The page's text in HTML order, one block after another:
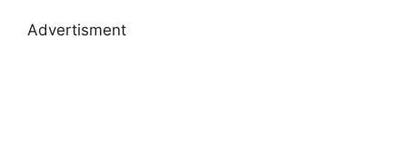
Advertisment